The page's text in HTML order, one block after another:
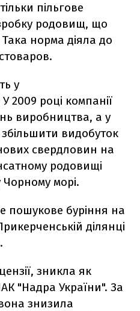
пільгове
родовищ, що
норма діяла до
у
2009 році компанії
виробництва, а у
видобуток
свердловин на
родовищі
морі.
пошукове буріння на
ділянці
зникла як
"Надра України". За
знизила